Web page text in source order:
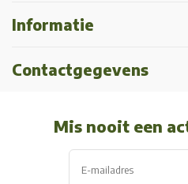
Informatie
Contactgegevens
Mis nooit een